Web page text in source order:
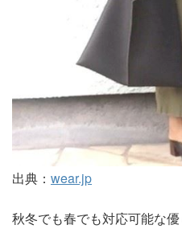
出典： wear.jp
秋冬でも春でも対応可能な